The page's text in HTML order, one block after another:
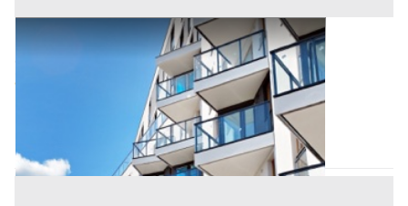
Appartamento all'asta a Padova
Carmignano di Brenta (Padova)
36.000 € 48.000 €
AI3756855